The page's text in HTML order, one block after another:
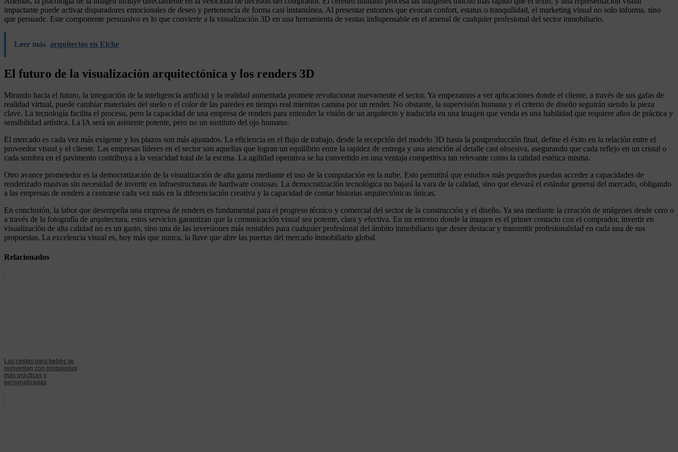
impactante puede activar disparadores emocionales de deseo y pertenencia de forma casi instantánea. Al presentar entornos que evocan confort, estatus o tranquilidad, el marketing visual no solo informa, sino
que persuade. Este componente persuasivo es lo que convierte a la visualización 3D en una herramienta de ventas indispensable en el arsenal de cualquier profesional del sector inmobiliario.
Leer más arquitectos en Elche
El futuro de la visualización arquitectónica y los renders 3D
Mirando hacia el futuro, la integración de la inteligencia artificial y la realidad aumentada promete revolucionar nuevamente el sector. Ya empezamos a ver aplicaciones donde el cliente, a través de sus gafas de
realidad virtual, puede cambiar materiales del suelo o el color de las paredes en tiempo real mientras camina por un render. No obstante, la supervisión humana y el criterio de diseño seguirán siendo la pieza
clave. La tecnología facilita el proceso, pero la capacidad de una empresa de renders para entender la visión de un arquitecto y traducirla en una imagen que venda es una habilidad que requiere años de práctica y
sensibilidad artística. La IA será un asistente potente, pero no un sustituto del ojo humano.
El mercado es cada vez más exigente y los plazos son más ajustados. La eficiencia en el flujo de trabajo, desde la recepción del modelo 3D hasta la postproducción final, define el éxito en la relación entre el
proveedor visual y el cliente. Las empresas líderes en el sector son aquellas que logran un equilibrio entre la rapidez de entrega y una atención al detalle casi obsesiva, asegurando que cada reflejo en un cristal o
cada sombra en el pavimento contribuya a la veracidad total de la escena. La agilidad operativa se ha convertido en una ventaja competitiva tan relevante como la calidad estética misma.
Otro avance prometedor es la democratización de la visualización de alta gama mediante el uso de la computación en la nube. Esto permitirá que estudios más pequeños puedan acceder a capacidades de
renderizado masivas sin necesidad de invertir en infraestructuras de hardware costosas. La democratización tecnológica no bajará la vara de la calidad, sino que elevará el estándar general del mercado, obligando
a las empresas de renders a centrarse cada vez más en la diferenciación creativa y la capacidad de contar historias arquitectónicas únicas.
En conclusión, la labor que desempeña una empresa de renders es fundamental para el progreso técnico y comercial del sector de la construcción y el diseño. Ya sea mediante la creación de imágenes desde cero o
a través de la fotografía de arquitectura, estos servicios garantizan que la comunicación visual sea potente, clara y efectiva. En un entorno donde la imagen es el primer contacto con el comprador, invertir en
visualización de alta calidad no es un gasto, sino una de las inversiones más rentables para cualquier profesional del ámbito inmobiliario que desee destacar y transmitir profesionalidad en cada una de sus
propuestas. La excelencia visual es, hoy más que nunca, la llave que abre las puertas del mercado inmobiliario global.
Relacionados
Las cestas para bebés se
reinventan con propuestas
más prácticas y
personalizadas